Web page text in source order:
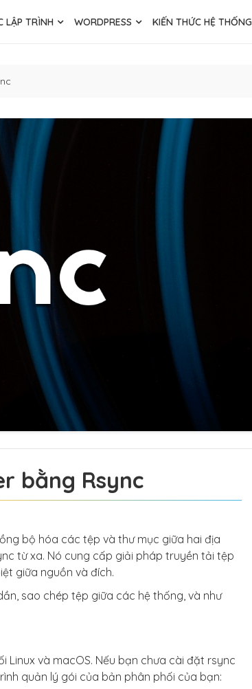
LẬP TRÌNH WORDPRESS KIẾN THỨC HỆ THỐNG
bằng Rsync
bộ hóa các tệp và thư mục giữa hai địa
từ xa. Nó cung cấp giải pháp truyền tải tệp
giữa nguồn và đích.
sao chép tệp giữa các hệ thống, và như
và macOS. Nếu bạn chưa cài đặt rsync
quản lý gói của bản phân phối của bạn: